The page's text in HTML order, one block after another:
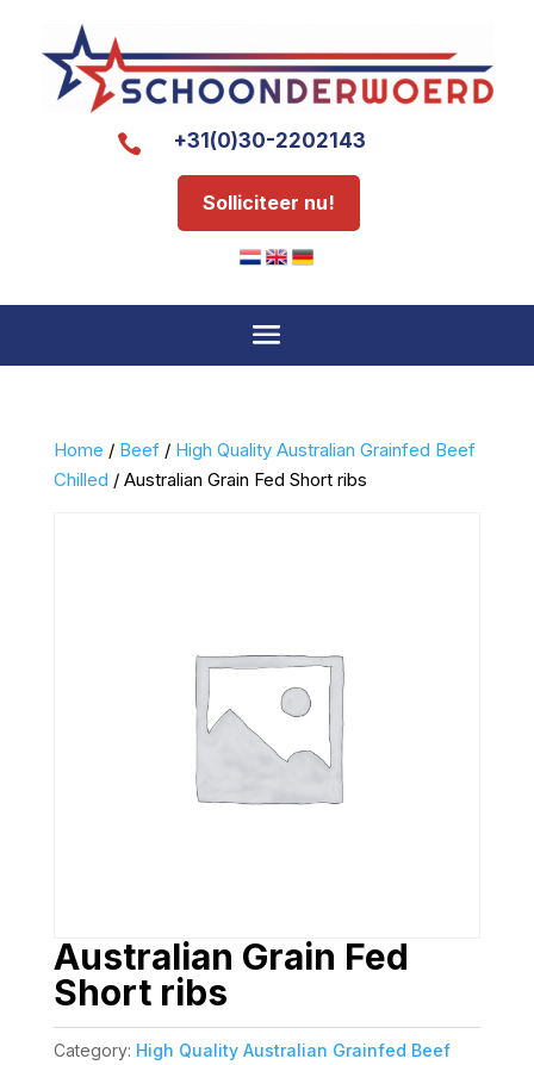
 +31(0)30-2202143
Solliciteer nu!
Home / Beef/ High Quality Australian Grainfed Beef
Chilled / Australian Grain Fed Short ribs
Australian Grain Fed
Short ribs
Category: High Quality Australian Grainfed Beef